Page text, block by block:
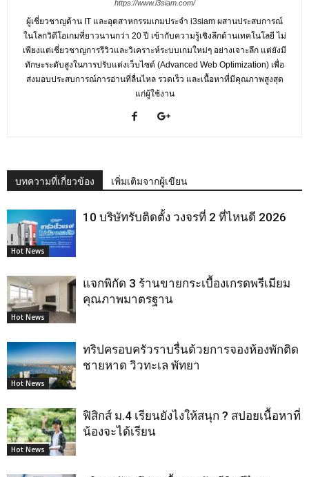
https://www.i3siam.com/
ผู้เชี่ยวชาญด้าน IT และอุตสาหกรรมเกมประจำ i3siam ผสานประสบการณ์
ในโลกวิดีโอเกมที่ยาวนานกว่า 20 ปี เข้ากับความรู้เชิงลึกด้านเทคโนโลยี ไม่
เพียงแต่เชี่ยวชาญการรีวิวและวิเคราะห์ระบบเกมใหม่ๆ อย่างเจาะลึก แต่ยังมี
ทักษะระดับสูงในการปรับแต่งเว็บไซต์ (Advanced Web Optimization) เพื่อ
ส่งมอบประสบการณ์การอ่านที่ลื่นไหล รวดเร็ว และเนื้อหาที่มีคุณภาพสูงสุด
แก่ผู้ใช้งาน
บทความที่เกี่ยวข้อง เพิ่มเติมจากผู้เขียน
Hot News
10 บริษัทรับติดตั้ง วงจรที่ 2 ที่ไหนดี 2026
Hot News
แจกพิกัด 3 ร้านขายกระเบื้องเกรดพรีเมียม
คุณภาพมาตรฐาน
Hot News
ทริปครอบครัวราบรื่นด้วยการจองห้องพักติด
ชายหาด วิวทะเล พัทยา
Hot News
ฟิสิกส์ ม.4 เรียนยังไงให้สนุก ? สปอยเนื้อหาที่
น้องจะได้เรียน